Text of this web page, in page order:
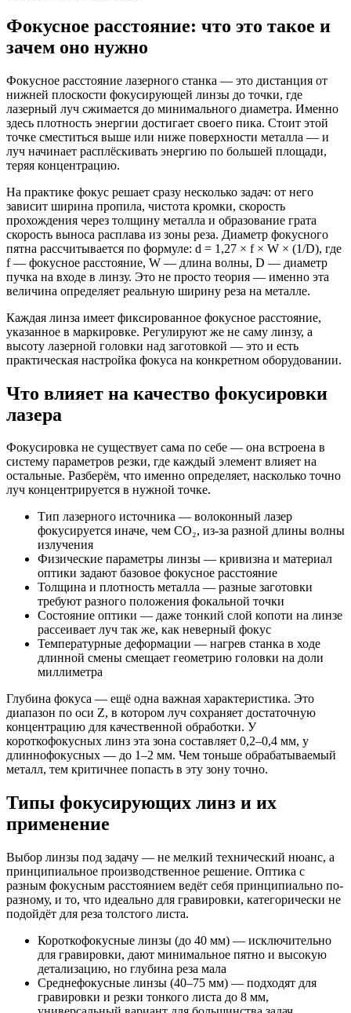
Фокусное расстояние: что это такое и
зачем оно нужно
Фокусное расстояние лазерного станка — это дистанция от
нижней плоскости фокусирующей линзы до точки, где
лазерный луч сжимается до минимального диаметра. Именно
здесь плотность энергии достигает своего пика. Стоит этой
точке сместиться выше или ниже поверхности металла — и
луч начинает расплёскивать энергию по большей площади,
теряя концентрацию.
На практике фокус решает сразу несколько задач: от него
зависит ширина пропила, чистота кромки, скорость
прохождения через толщину металла и образование грата
скорость выноса расплава из зоны реза. Диаметр фокусного
пятна рассчитывается по формуле: d = 1,27 × f × W × (1/D), где
f — фокусное расстояние, W — длина волны, D — диаметр
пучка на входе в линзу. Это не просто теория — именно эта
величина определяет реальную ширину реза на металле.
Каждая линза имеет фиксированное фокусное расстояние,
указанное в маркировке. Регулируют же не саму линзу, а
высоту лазерной головки над заготовкой — это и есть
практическая настройка фокуса на конкретном оборудовании.
Что влияет на качество фокусировки
лазера
Фокусировка не существует сама по себе — она встроена в
систему параметров резки, где каждый элемент влияет на
остальные. Разберём, что именно определяет, насколько точно
луч концентрируется в нужной точке.
Тип лазерного источника — волоконный лазер
фокусируется иначе, чем CO₂, из-за разной длины волны
излучения
Физические параметры линзы — кривизна и материал
оптики задают базовое фокусное расстояние
Толщина и плотность металла — разные заготовки
требуют разного положения фокальной точки
Состояние оптики — даже тонкий слой копоти на линзе
рассеивает луч так же, как неверный фокус
Температурные деформации — нагрев станка в ходе
длинной смены смещает геометрию головки на доли
миллиметра
Глубина фокуса — ещё одна важная характеристика. Это
диапазон по оси Z, в котором луч сохраняет достаточную
концентрацию для качественной обработки. У
короткофокусных линз эта зона составляет 0,2–0,4 мм, у
длиннофокусных — до 1–2 мм. Чем тоньше обрабатываемый
металл, тем критичнее попасть в эту зону точно.
Типы фокусирующих линз и их
применение
Выбор линзы под задачу — не мелкий технический нюанс, а
принципиальное производственное решение. Оптика с
разным фокусным расстоянием ведёт себя принципиально по-
разному, и то, что идеально для гравировки, категорически не
подойдёт для реза толстого листа.
Короткофокусные линзы (до 40 мм) — исключительно
для гравировки, дают минимальное пятно и высокую
детализацию, но глубина реза мала
Среднефокусные линзы (40–75 мм) — подходят для
гравировки и резки тонкого листа до 8 мм,